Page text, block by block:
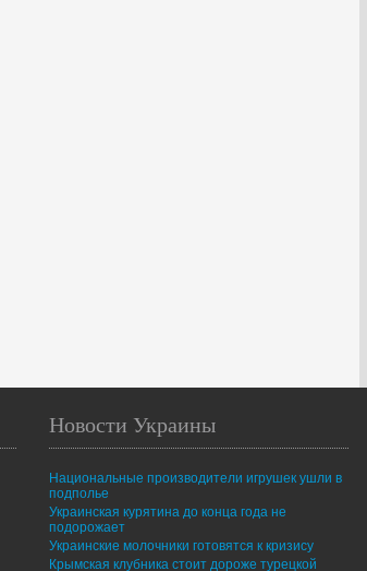
Новости Украины
Национальные производители игрушек ушли в
подполье
Украинская курятина до конца года не
подорожает
Украинские молочники готовятся к кризису
Крымская клубника стоит дороже турецкой